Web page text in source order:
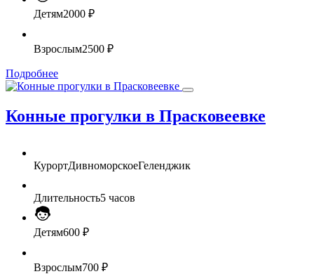
Детям2000 ₽
Взрослым2500 ₽
Подробнее
Конные прогулки в Прасковеевке
КурортДивноморскоеГеленджик
Длительность5 часов
Детям600 ₽
Взрослым700 ₽